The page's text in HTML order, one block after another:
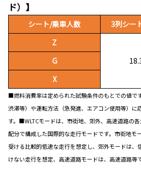
ド）】
シート/乗車人数 3列シー
Z
G
X
■燃料消費率は定められた試験条件のもとでの値で
渋滞等）や運転方法（急発進、エアコン使用等）に
す。■WLTCモードは、市街地、郊外、高速道路の
配分で構成した国際的な走行モードです。市街地モ
受ける比較的低速な走行を想定し、郊外モードは、
けない走行を想定、高速道路モードは、高速道路等